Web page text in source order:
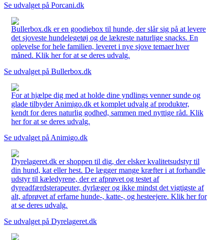
Se udvalget på Porcani.dk
Bullerbox.dk er en goodiebox til hunde, der slår sig på at levere
det sjoveste hundelegetøj og de lækreste naturlige snacks. En
oplevelse for hele familien, leveret i nye sjove temaer hver
måned. Klik her for at se deres udvalg.
Se udvalget på Bullerbox.dk
For at hjælpe dig med at holde dine yndlings venner sunde og
glade tilbyder Animigo.dk et komplet udvalg af produkter,
kendt for deres naturlig godhed, sammen med nyttige råd. Klik
her for at se deres udvalg.
Se udvalget på Animigo.dk
Dyrelageret.dk er shoppen til dig, der elsker kvalitetsudstyr til
din hund, kat eller hest. De lægger mange kræfter i at forhandle
udstyr til kæledyrene, der er afprøvet og testet af
dyreadfærdsterapeuter, dyrlæger og ikke mindst det vigtigste af
alt, afprøvet af erfarne hunde-, katte-, og hesteejere. Klik her for
at se deres udvalg.
Se udvalget på Dyrelageret.dk